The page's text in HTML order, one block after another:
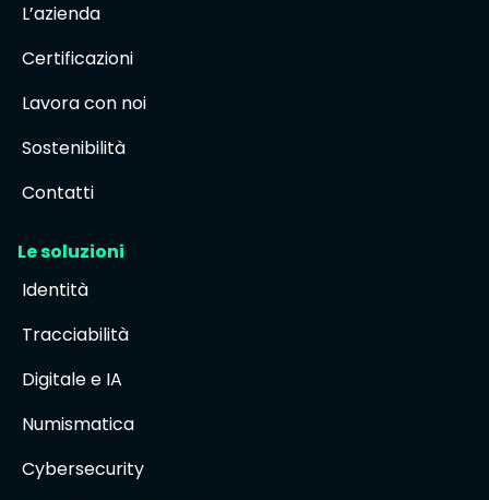
L’azienda
Certificazioni
Lavora con noi
Sostenibilità
Contatti
Le soluzioni
Identità
Tracciabilità
Digitale e IA
Numismatica
Cybersecurity